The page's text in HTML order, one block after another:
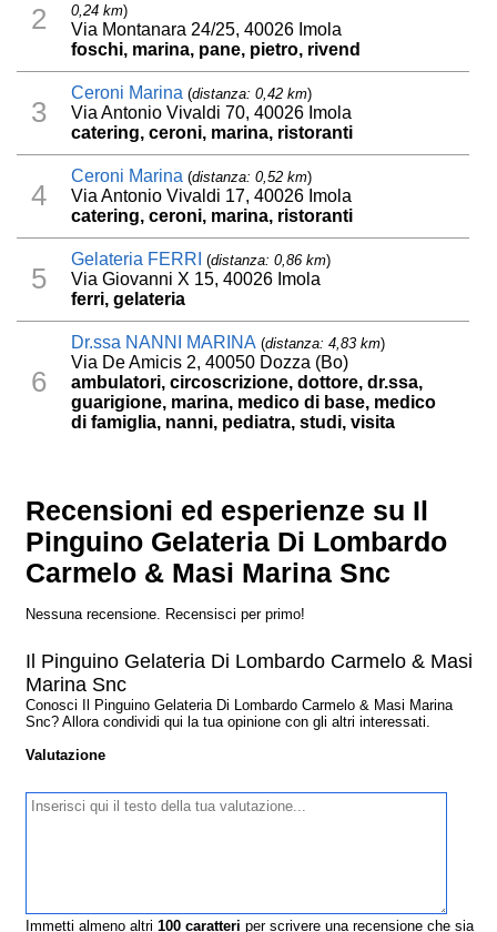
2
0,24 km)
Via Montanara 24/25, 40026 Imola
foschi, marina, pane, pietro, rivend
3
Ceroni Marina (distanza: 0,42 km)
Via Antonio Vivaldi 70, 40026 Imola
catering, ceroni, marina, ristoranti
4
Ceroni Marina (distanza: 0,52 km)
Via Antonio Vivaldi 17, 40026 Imola
catering, ceroni, marina, ristoranti
5
Gelateria FERRI (distanza: 0,86 km)
Via Giovanni X 15, 40026 Imola
ferri, gelateria
6
Dr.ssa NANNI MARINA (distanza: 4,83 km)
Via De Amicis 2, 40050 Dozza (Bo)
ambulatori, circoscrizione, dottore, dr.ssa,
guarigione, marina, medico di base, medico
di famiglia, nanni, pediatra, studi, visita
Recensioni ed esperienze su Il
Pinguino Gelateria Di Lombardo
Carmelo & Masi Marina Snc
Nessuna recensione. Recensisci per primo!
Il Pinguino Gelateria Di Lombardo Carmelo & Masi
Marina Snc
Conosci Il Pinguino Gelateria Di Lombardo Carmelo & Masi Marina
Snc? Allora condividi qui la tua opinione con gli altri interessati.
Valutazione
Immetti almeno altri100 caratteri per scrivere una recensione che sia